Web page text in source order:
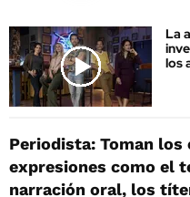
La
los
Periodista: Toman
expresiones como el
narración oral, los